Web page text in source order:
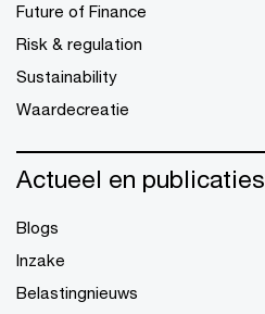
Future of Finance
Risk & regulation
Sustainability
Waardecreatie
Actueel en publicaties
Blogs
Inzake
Belastingnieuws